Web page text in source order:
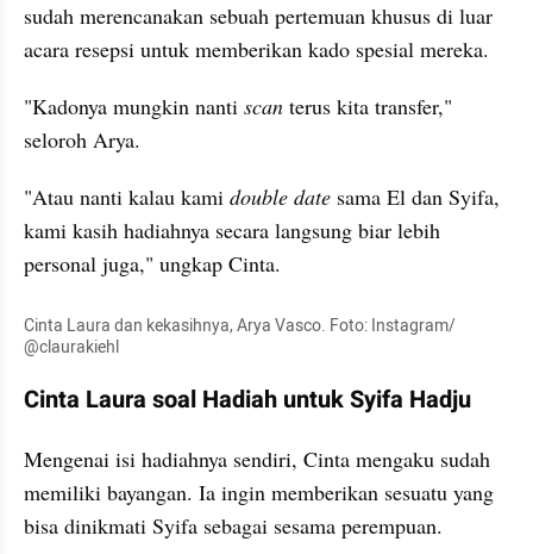
sudah merencanakan sebuah pertemuan khusus di luar
acara resepsi untuk memberikan kado spesial mereka.
"Kadonya mungkin nanti scan terus kita transfer,"
seloroh Arya.
"Atau nanti kalau kami double date sama El dan Syifa,
kami kasih hadiahnya secara langsung biar lebih
personal juga," ungkap Cinta.
Cinta Laura dan kekasihnya, Arya Vasco. Foto: Instagram/
@claurakiehl
Cinta Laura soal Hadiah untuk Syifa Hadju
Mengenai isi hadiahnya sendiri, Cinta mengaku sudah
memiliki bayangan. Ia ingin memberikan sesuatu yang
bisa dinikmati Syifa sebagai sesama perempuan.